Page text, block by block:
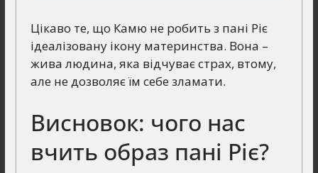
Цікаво те, що Камю не робить з пані Ріє
ідеалізовану ікону материнства. Вона –
жива людина, яка відчуває страх, втому,
але не дозволяє їм себе зламати.
Висновок: чого нас
вчить образ пані Ріє?